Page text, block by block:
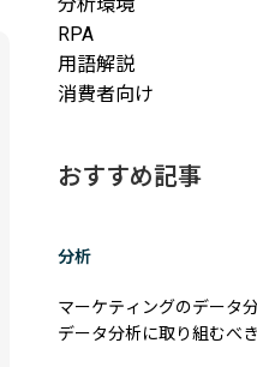
RPA
用語解説
消費者向け
おすすめ記事
分析
マーケティングのデータ
データ分析に取り組むべ